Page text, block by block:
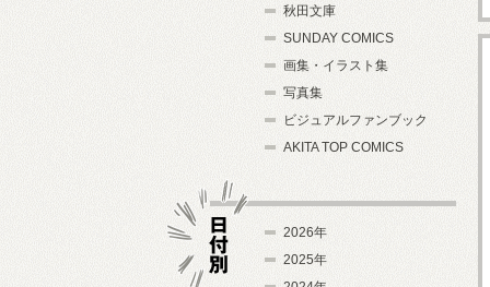
秋田文庫
SUNDAY COMICS
画集・イラスト集
写真集
ビジュアルファンブック
AKITA TOP COMICS
2026年
2025年